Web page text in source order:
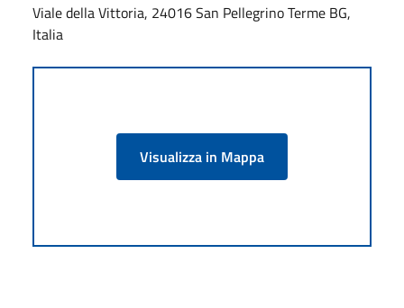
Viale della Vittoria, 24016 San Pellegrino Terme BG,
Italia
Visualizza in Mappa